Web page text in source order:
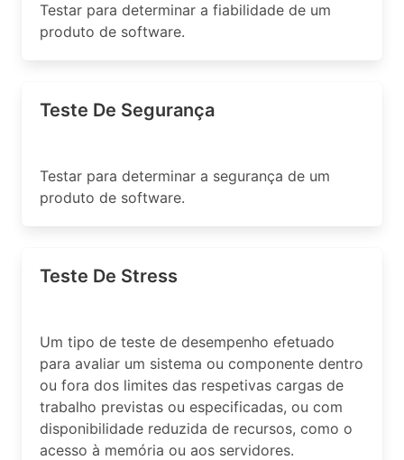
Testar para determinar a fiabilidade de um
produto de software.
Teste De Segurança
Testar para determinar a segurança de um
produto de software.
Teste De Stress
Um tipo de teste de desempenho efetuado
para avaliar um sistema ou componente dentro
ou fora dos limites das respetivas cargas de
trabalho previstas ou especificadas, ou com
disponibilidade reduzida de recursos, como o
acesso à memória ou aos servidores.